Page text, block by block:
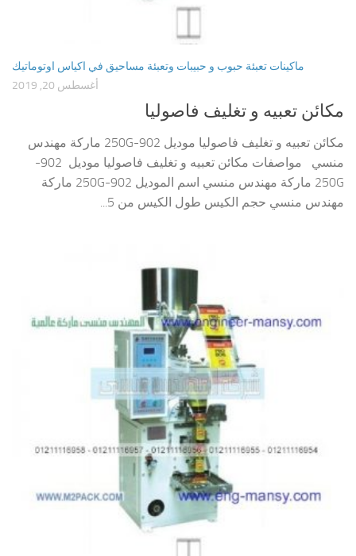
ماكينات تعبئة حبوب و حبيبات وتعبئة مساحيق في اكياس اوتوماتيك
أغسطس 20, 2019
مكائن تعبيه و تغليف فاصوليا
مكائن تعبيه و تغليف فاصوليا موديل 902-250G ماركة مهندس
منسي مواصفات مكائن تعبيه و تغليف فاصوليا موديل 902-
250G ماركة مهندس منسي اسم الموديل 902-250G ماركة
مهندس منسي حجم الكيس طول الكيس من 5...